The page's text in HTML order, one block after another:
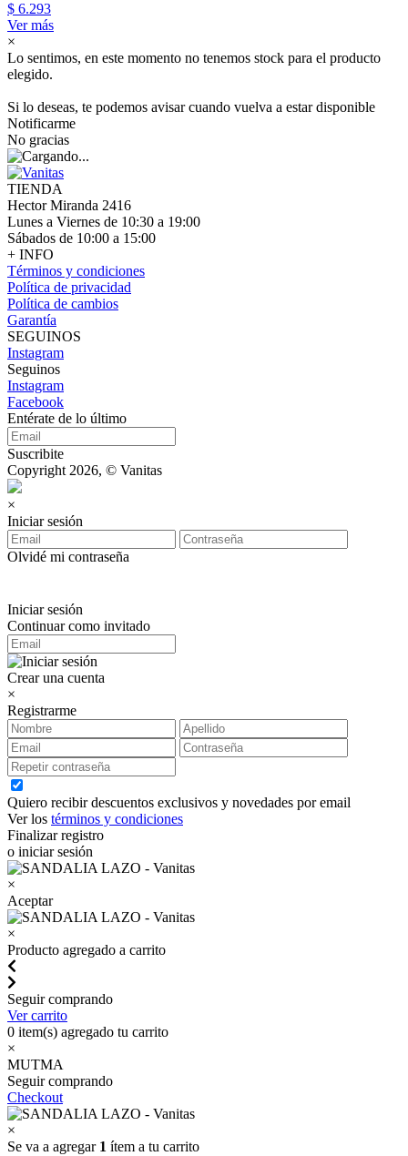
$ 6.293
Ver más
×
Lo sentimos, en este momento no tenemos stock para el producto
elegido.
Si lo deseas, te podemos avisar cuando vuelva a estar disponible
Notificarme
No gracias
TIENDA
Hector Miranda 2416
Lunes a Viernes de 10:30 a 19:00
Sábados de 10:00 a 15:00
+ INFO
Términos y condiciones
Política de privacidad
Política de cambios
Garantía
SEGUINOS
Instagram
Seguinos
Instagram
Facebook
Entérate de lo último
Suscribite
Copyright 2026, © Vanitas
×
Iniciar sesión
Olvidé mi contraseña
Iniciar sesión
Continuar como invitado
Crear una cuenta
×
Registrarme
Quiero recibir descuentos exclusivos y novedades por email
Ver los términos y condiciones
Finalizar registro
o iniciar sesión
×
Aceptar
×
Producto agregado a carrito
Seguir comprando
Ver carrito
0 item(s) agregado tu carrito
×
MUTMA
Seguir comprando
Checkout
×
Se va a agregar 1 ítem a tu carrito